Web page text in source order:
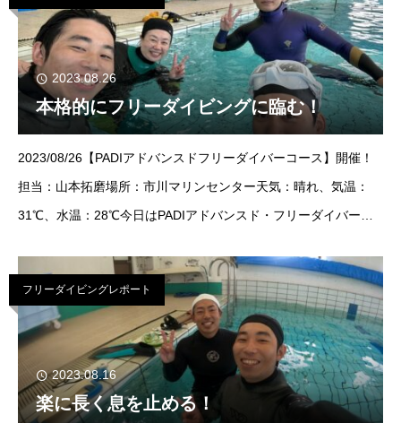
2023.08.26
本格的にフリーダイビングに臨む！
2023/08/26【PADIアドバンスドフリーダイバーコース】開催！
担当：山本拓磨場所：市川マリンセンター天気：晴れ、気温：
31℃、水温：28℃今日はPADIアドバンスド・フリーダイバーコ
フリーダイビングレポート
2023.08.16
楽に長く息を止める！